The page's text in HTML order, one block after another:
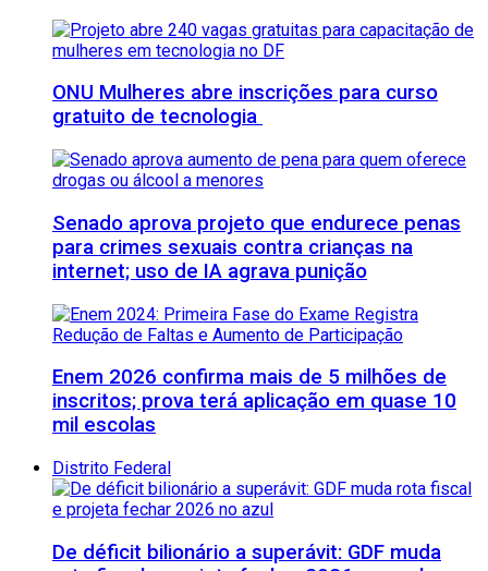
ONU Mulheres abre inscrições para curso
gratuito de tecnologia
Senado aprova projeto que endurece penas
para crimes sexuais contra crianças na
internet; uso de IA agrava punição
Enem 2026 confirma mais de 5 milhões de
inscritos; prova terá aplicação em quase 10
mil escolas
Distrito Federal
De déficit bilionário a superávit: GDF muda